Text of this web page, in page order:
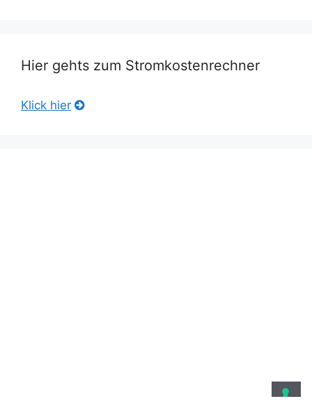
Hier gehts zum Stromkostenrechner
Klick hier